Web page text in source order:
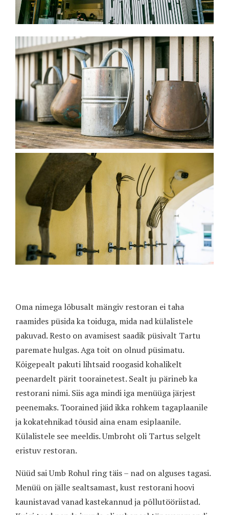
Oma nimega lõbusalt mängiv restoran ei taha
raamides püsida ka toiduga, mida nad külalistele
pakuvad. Resto on avamisest saadik püsivalt Tartu
paremate hulgas. Aga toit on olnud püsimatu.
Kõigepealt pakuti lihtsaid roogasid kohalikelt
peenardelt pärit toorainetest. Sealt ju pärineb ka
restorani nimi. Siis aga mindi iga menüüga järjest
peenemaks. Toorained jäid ikka rohkem tagaplaanile
ja kokatehnikad tõusid aina enam esiplaanile.
Külalistele see meeldis. Umbroht oli Tartus selgelt
eristuv restoran.
Nüüd sai Umb Rohul ring täis – nad on alguses tagasi.
Menüü on jälle sealtsamast, kust restorani hoovi
kaunistavad vanad kastekannud ja põllutööriistad.